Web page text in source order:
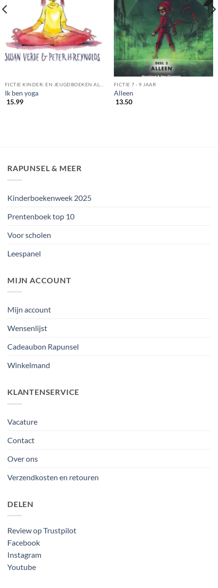
Ik ben yoga
15.99
FICTIE 7 - 9 JAAR
Alleen
13.50
RAPUNSEL & MEER
Kinderboekenweek 2025
Prentenboek top 10
Voor scholen
Leespanel
MIJN ACCOUNT
Mijn account
Wensenlijst
Cadeaubon Rapunsel
Winkelmand
KLANTENSERVICE
Vacature
Contact
Over ons
Verzendkosten en retouren
DELEN
Review op Trustpilot
Facebook
Instagram
Youtube